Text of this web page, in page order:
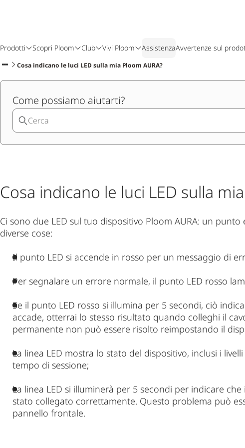
Prodotti Scopri Ploom Club Vivi Ploom AssistenzaAvvertenze sul
Cosa indicano le luci LED sulla mia Ploom AURA?
Come possiamo aiutarti?
Cosa indicano le luci LED sulla
Ci sono due LED sul tuo dispositivo Ploom AURA: un
diverse cose:
Il punto LED si accende in rosso per un messaggio di
Per segnalare un errore normale, il punto LED rosso
Se il punto LED rosso si illumina per 5 secondi, ciò
accade, otterrai lo stesso risultato quando colleghi il
permanente non può essere risolto reimpostando il
La linea LED mostra lo stato del dispositivo, inclusi i
tempo di sessione;
La linea LED si illuminerà per 5 secondi per indicare
stato collegato correttamente. Questo problema può
pannello frontale.